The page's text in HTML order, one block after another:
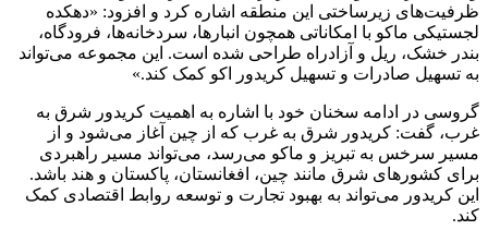
ظرفیت‌های زیرساختی این منطقه اشاره کرد و افزود: «دهکده
لجستیکی ماکو با امکاناتی همچون انبارها، سردخانه‌ها، فرودگاه،
بندر خشک، ریل و آزادراه طراحی شده است. این مجموعه می‌تواند
به تسهیل صادرات و تسهیل کریدور اکو کمک کند.»
گروسی در ادامه سخنان خود با اشاره به اهمیت کریدور شرق به
غرب، گفت: کریدور شرق به غرب که از چین آغاز می‌شود و از
مسیر سرخس به تبریز و ماکو می‌رسد، می‌تواند مسیر راهبردی
برای کشورهای شرق مانند چین، افغانستان، پاکستان و هند باشد.
این کریدور می‌تواند به بهبود تجارت و توسعه روابط اقتصادی کمک
کند.